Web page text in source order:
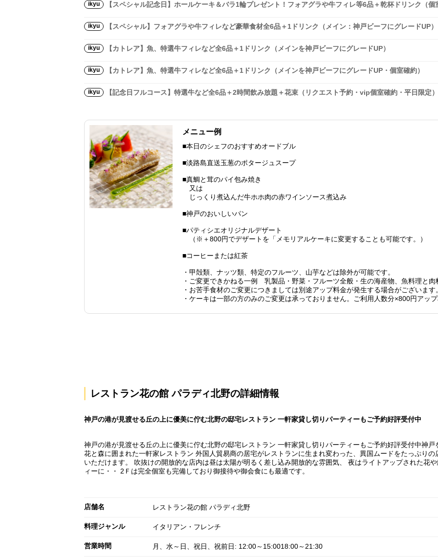
ikyu 【スペシャル記念日】ホールケーキ＆バラ1輪プレゼント！フォアグラや牛フィレ等6品＋乾杯ドリンク（個
ikyu 【スペシャル】フォアグラや牛フィレなど豪華食材全6品＋1ドリンク（メイン：神戸ビーフにグレードUP）
ikyu 【カトレア】魚、特選牛フィレなど全6品＋1ドリンク（メインを神戸ビーフにグレードUP）
ikyu 【カトレア】魚、特選牛フィレなど全6品＋1ドリンク（メインを神戸ビーフにグレードUP・個室確約）
ikyu 【記念日フルコース】特選牛など全6品＋2時間飲み放題＋花束（リクエスト予約・vip個室確約・平日限定）
メニュー例
■本日のシェフのおすすめオードブル
■淡路島直送玉葱のポタージュスープ
■真鯛と茸のパイ包み焼き
又は
じっくり煮込んだ牛ホホ肉の赤ワインソース煮込み
■神戸のおいしいパン
■パティシエオリジナルデザート
（※＋800円でデザートを「メモリアルケーキに変更することも可能です。）
■コーヒーまたは紅茶
・甲殻類、ナッツ類、特定のフルーツ、山芋などは除外が可能です。
・ご変更できかねる一例 乳製品・野菜・フルーツ全般・生の海産物、魚料理と肉
・お苦手食材のご変更につきましては別途アップ料金が発生する場合がございます。
・ケーキは一部の方のみのご変更は承っておりません。ご利用人数分×800円アッ
レストラン花の館 パラディ北野の詳細情報
神戸の港が見渡せる丘の上に優美に佇む北野の邸宅レストラン 一軒家貸し切りパーティーもご予約好評受付中
神戸の港が見渡せる丘の上に優美に佇む北野の邸宅レストラン 一軒家貸し切りパーティーもご予約好評受付中神
花と森に囲まれた一軒家レストラン 外国人貿易商の居宅がレストランに生まれ変わった、異国ムードをたっぷり
いただけます。 吹抜けの開放的な店内は昼は太陽が明るく差し込み開放的な雰囲気、 夜はライトアップされた花
ィーに・・ 2Ｆは完全個室も完備しており御接待や御会食にも最適です。
店舗名 レストラン花の館 パラディ北野
料理ジャンル イタリアン・フレンチ
営業時間 月、水～日、祝日、祝前日: 12:00～15:0018:00～21:30